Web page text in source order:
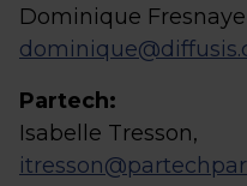
Dominique
Partech:
Isabelle Tresson,